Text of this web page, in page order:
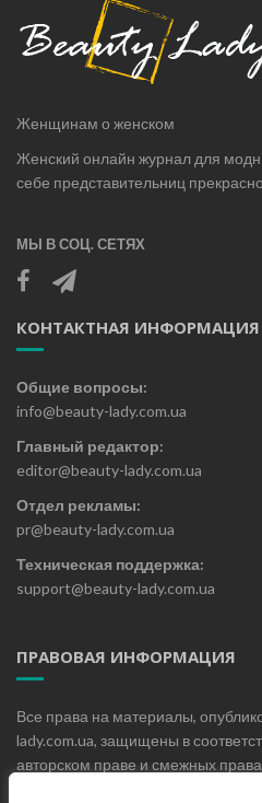
Женщинам о женском
Женский онлайн журнал для
себе представительниц
МЫ В СОЦ. СЕТЯХ
КОНТАКТНАЯ ИНФОРМАЦИЯ
Общие вопросы:
info@beauty-lady.com.ua
Главный редактор:
editor@beauty-lady.com.ua
Отдел рекламы:
pr@beauty-lady.com.ua
Техническая поддержка:
support@beauty-lady.com.ua
ПРАВОВАЯ ИНФОРМАЦИЯ
Все права на материалы,
lady.com.ua, защищены в
авторском праве и смежных